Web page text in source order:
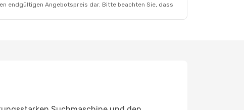
endgültigen Angebotspreis dar. Bitte beachten Sie, dass